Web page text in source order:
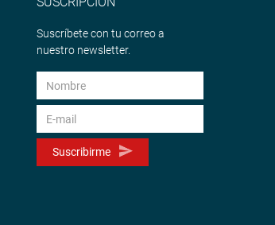
Suscríbete con tu correo a
nuestro newsletter.
Suscribirme